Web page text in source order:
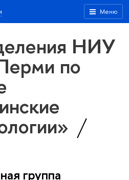
Меню
НИУ
по
группа